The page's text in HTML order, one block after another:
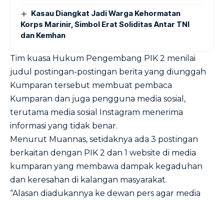
Kasau Diangkat Jadi Warga Kehormatan
Korps Marinir, Simbol Erat Soliditas Antar TNI
dan Kemhan
Tim kuasa Hukum Pengembang PIK 2 menilai
judul postingan-postingan berita yang diunggah
Kumparan tersebut membuat pembaca
Kumparan dan juga pengguna media sosial,
terutama media sosial Instagram menerima
informasi yang tidak benar.
Menurut Muannas, setidaknya ada 3 postingan
berkaitan dengan PIK 2 dan 1 website di media
kumparan yang membawa dampak kegaduhan
dan keresahan di kalangan masyarakat.
“Alasan diadukannya ke dewan pers agar media